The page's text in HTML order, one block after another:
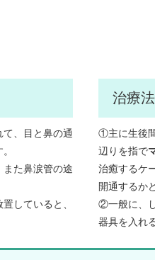
、目と鼻の通
た鼻涙管の途
していると、
治療法
①主に生後
辺りを指で
治癒するケ
開通するか
②一般に、
器具を入れ